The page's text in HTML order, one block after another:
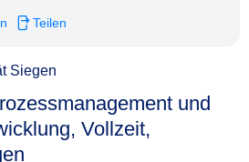
Teilen
Siegen
und
Vollzeit,